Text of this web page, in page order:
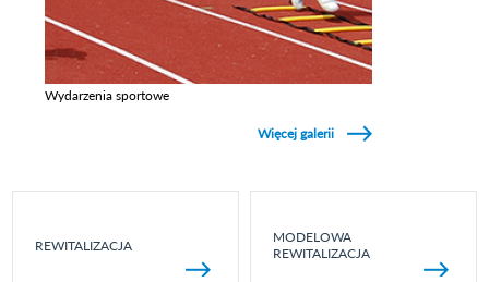
Wydarzenia sportowe
Więcej galerii
REWITALIZACJA
MODELOWA
REWITALIZACJA